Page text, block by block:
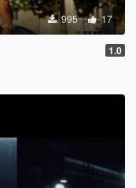
995 17
1.0